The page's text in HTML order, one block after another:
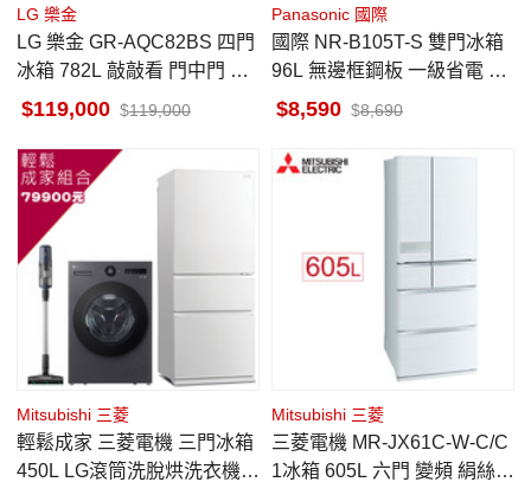
LG 樂金
LG 樂金 GR-AQC82BS 四門
冰箱 782L 敲敲看 門中門 星
夜黑 自動製作冰球 變溫保鮮
119,000 119,000
Panasonic 國際
國際 NR-B105T-S 雙門冰箱
96L 無邊框鋼板 一級省電 小
冰箱 上冷凍
8,590 8,690
Mitsubishi 三菱
輕鬆成家 三菱電機 三門冰箱
450L LG滾筒洗脫烘洗衣機 1
Mitsubishi 三菱
三菱電機 MR-JX61C-W-C/C
1冰箱 605L 六門 變頻 絹絲白